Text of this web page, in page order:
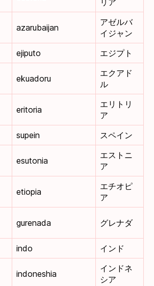
azarubaijan
アゼルバ
イジャン
ejiputo エジプト
ekuadoru
エクアド
ル
eritoria
エリトリ
ア
supein スペイン
esutonia
エストニ
ア
etiopia
エチオピ
ア
gurenada グレナダ
indo インド
indoneshia
インドネ
シア